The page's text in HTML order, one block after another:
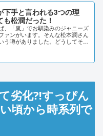
下手と言われる3つの理
松潤だった！
、「嵐」でお馴染みのジャニーズ
ァンがいます。そんな松本潤さん
う噂がありました。どうしてその
劣化⁈すっぴん
頃から時系列で